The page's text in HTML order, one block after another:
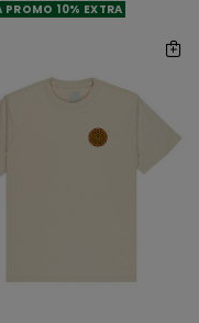
PROMO 10% EXTRA